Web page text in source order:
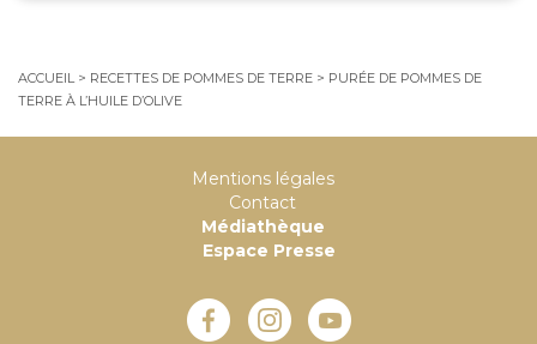
ACCUEIL> RECETTES DE POMMES DE TERRE > PURÉE DE POMMES DE
TERRE À L’HUILE D’OLIVE
Mentions légales
Contact
Médiathèque
Espace Presse